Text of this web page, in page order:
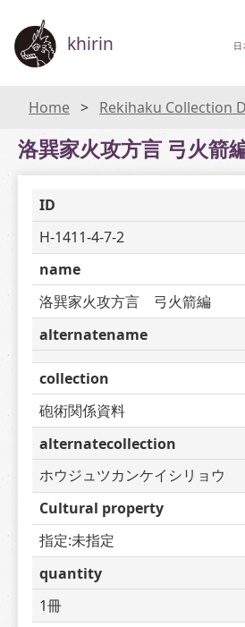
khirin
Home Rekihaku Collection Database (Collections Database
洛巽家火攻方言 弓火箭
ID
H-1411-4-7-2
name
洛巽家火攻方言　弓火箭編
alternatename
collection
砲術関係資料
alternatecollection
ホウジュツカンケイシリョウ
Cultural property
指定:未指定
quantity
1冊